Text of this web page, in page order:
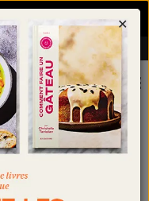
est disponible ! 🥳
0